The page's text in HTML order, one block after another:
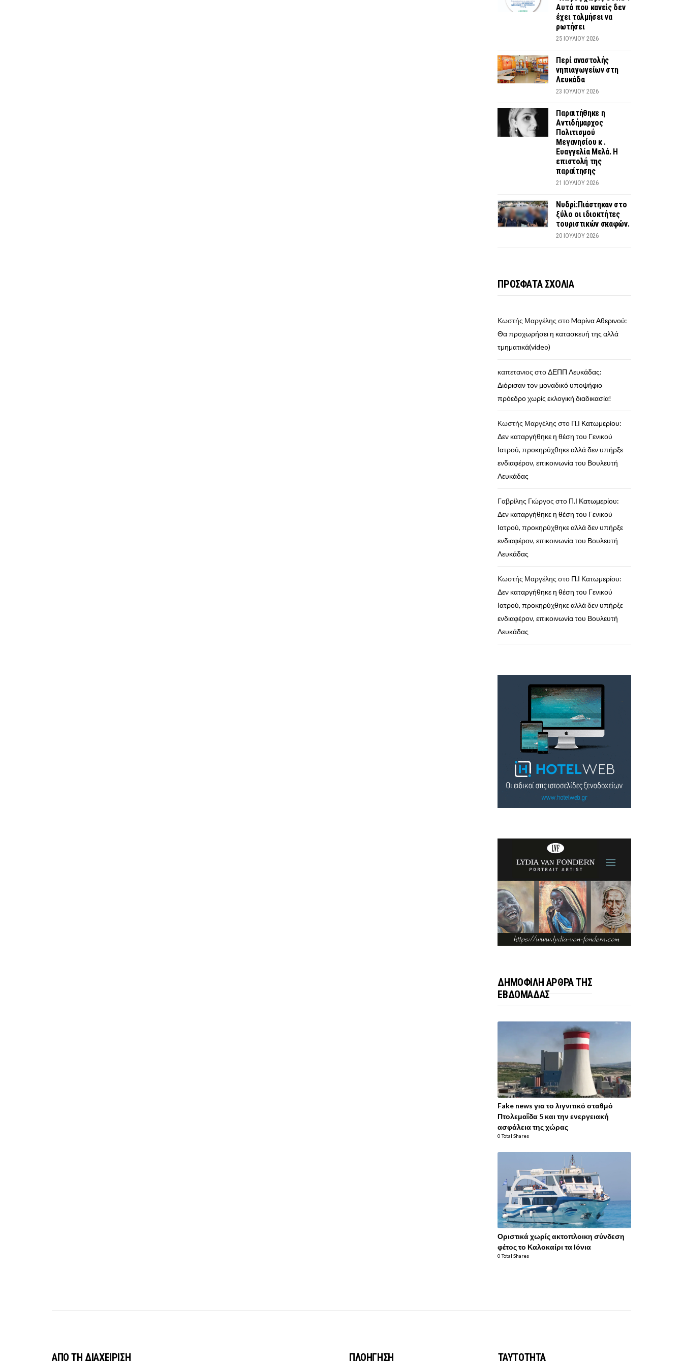
Αυτό που κανείς δεν
έχει τολμήσει να
ρωτήσει
25 ΙΟΥΛΊΟΥ 2026
Περί αναστολής
νηπιαγωγείων στη
Λευκάδα
23 ΙΟΥΛΊΟΥ 2026
Παραιτήθηκε η
Αντιδήμαρχος
Πολιτισμού
Μεγανησίου κ .
Ευαγγελία Μελά. Η
επιστολή της
παραίτησης
21 ΙΟΥΛΊΟΥ 2026
Νυδρί:Πιάστηκαν στο
ξύλο οι ιδιοκτήτες
τουριστικών σκαφών.
20 ΙΟΥΛΊΟΥ 2026
ΠΡΟΣΦΑΤΑ ΣΧΟΛΙΑ
Κωστής Μαργέλης στοMαρίνα Αθερινού:
Θα προχωρήσει η κατασκευή της αλλά
τμηματικά(video)
καπετανιος στοΔΕΠΠ Λευκάδας:
Διόρισαν τον μοναδικό υποψήφιο
πρόεδρο χωρίς εκλογική διαδικασία!
Κωστής Μαργέλης στο Π.Ι Κατωμερίου:
Δεν καταργήθηκε η θέση του Γενικού
Ιατρού, προκηρύχθηκε αλλά δεν υπήρξε
ενδιαφέρον, επικοινωνία του Βουλευτή
Λευκάδας
Γαβρίλης Γιώργος στο Π.Ι Κατωμερίου:
Δεν καταργήθηκε η θέση του Γενικού
Ιατρού, προκηρύχθηκε αλλά δεν υπήρξε
ενδιαφέρον, επικοινωνία του Βουλευτή
Λευκάδας
Κωστής Μαργέλης στο Π.Ι Κατωμερίου:
Δεν καταργήθηκε η θέση του Γενικού
Ιατρού, προκηρύχθηκε αλλά δεν υπήρξε
ενδιαφέρον, επικοινωνία του Βουλευτή
Λευκάδας
ΔΗΜΟΦΙΛΗ ΑΡΘΡΑ ΤΗΣ
ΕΒΔΟΜΑΔΑΣ
Fake news για το λιγνιτικό σταθμό
Πτολεμαΐδα 5 και την ενεργειακή
ασφάλεια της χώρας
0 Total Shares
Οριστικά χωρίς ακτοπλοικη σύνδεση
φέτος το Καλοκαίρι τα Ιόνια
0 Total Shares
ΑΠΟ ΤΗ ΔΙΑΧΕΙΡΙΣΗ ΠΛΟΗΓΗΣΗ ΤΑΥΤΟΤΗΤΑ